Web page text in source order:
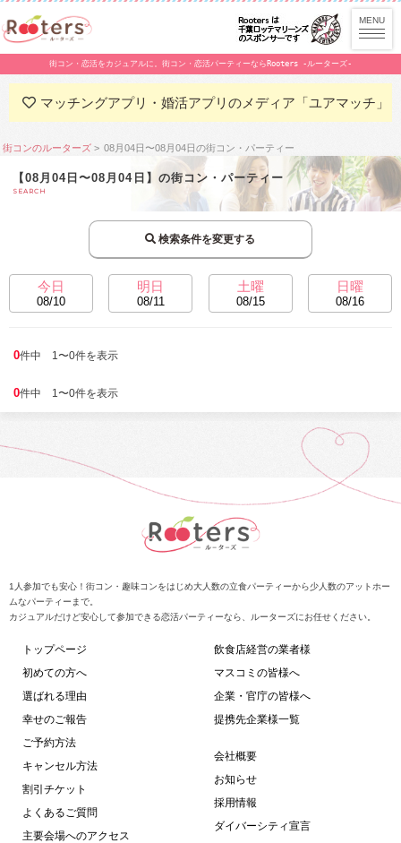
街コン・恋活をカジュアルに。街コン・恋活パーティーならRooters -ルーターズ-
マッチングアプリ・婚活アプリのメディア「ユアマッチ」
街コンのルーターズ 08月04日〜08月04日の街コン・パーティー
【08月04日〜08月04日】の街コン・パーティー
SEARCH
検索条件を変更する
今日
08/10
明日
08/11
土曜
08/15
日曜
08/16
0件中 1〜0件を表示
0件中 1〜0件を表示
1人参加でも安心！街コン・趣味コンをはじめ大人数の立食パーティーから少人数のアットホー
ムなパーティーまで。
カジュアルだけど安心して参加できる恋活パーティーなら、ルーターズにお任せください。
トップページ
初めての方へ
選ばれる理由
幸せのご報告
ご予約方法
キャンセル方法
割引チケット
よくあるご質問
主要会場へのアクセス
飲食店経営の業者様
マスコミの皆様へ
企業・官庁の皆様へ
提携先企業様一覧
会社概要
お知らせ
採用情報
ダイバーシティ宣言